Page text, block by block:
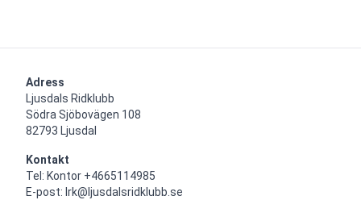
Adress
Ljusdals Ridklubb
Södra Sjöbovägen 108
82793 Ljusdal
Kontakt
Tel: Kontor +4665114985
E-post: lrk@ljusdalsridklubb.se